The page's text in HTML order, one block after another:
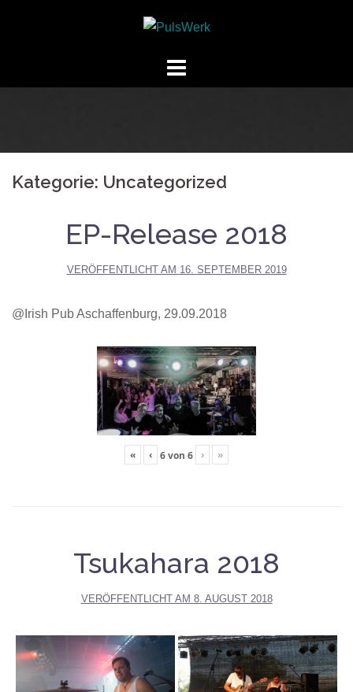
Kategorie: Uncategorized
EP-Release 2018
VERÖFFENTLICHT AM 16. SEPTEMBER 2019
@Irish Pub Aschaffenburg, 29.09.2018
« ‹ 6von 6 › »
Tsukahara 2018
VERÖFFENTLICHT AM 8. AUGUST 2018